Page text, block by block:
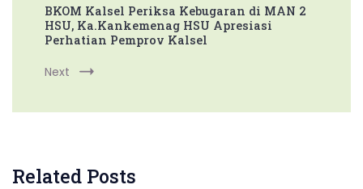
BKOM Kalsel Periksa Kebugaran di MAN 2
HSU, Ka.Kankemenag HSU Apresiasi
Perhatian Pemprov Kalsel
Next
Related Posts